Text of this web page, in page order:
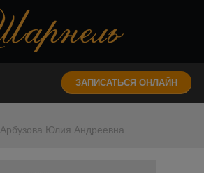
ЗАПИСАТЬСЯ ОНЛАЙН
Арбузова Юлия Андреевна